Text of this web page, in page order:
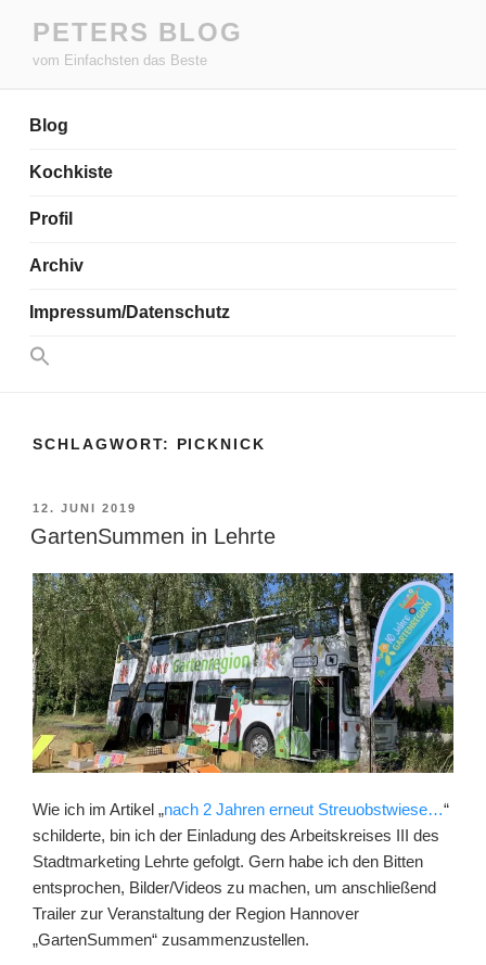
Inhalt
springen
PETERS BLOG
vom Einfachsten das Beste
Blog
Kochkiste
Profil
Archiv
Impressum/Datenschutz
Search
for:
SCHLAGWORT: PICKNICK
VERÖFFENTLICHT
AM
12. JUNI 2019
GartenSummen in Lehrte
Wie ich im Artikel „nach 2 Jahren erneut Streuobstwiese…“
schilderte, bin ich der Einladung des Arbeitskreises III des
Stadtmarketing Lehrte gefolgt. Gern habe ich den Bitten
entsprochen, Bilder/Videos zu machen, um anschließend
Trailer zur Veranstaltung der Region Hannover
„GartenSummen“ zusammenzustellen.